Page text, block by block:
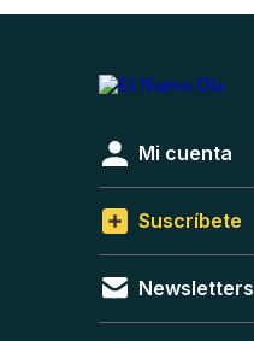
Mi cuenta
Suscríbete
Newsletters